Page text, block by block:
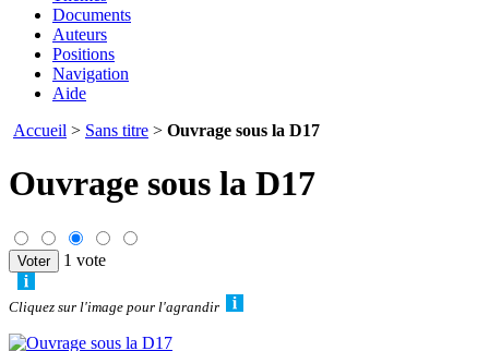
Documents
Auteurs
Positions
Navigation
Aide
Accueil > Sans titre > Ouvrage sous la D17
Ouvrage sous la D17
1 vote
Cliquez sur l'image pour l'agrandir